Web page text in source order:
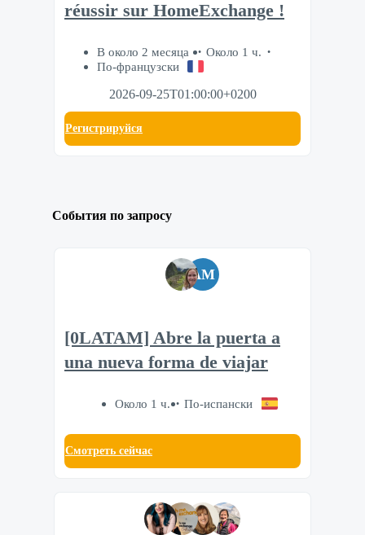
réussir sur HomeExchange !
В около 2 месяца
Около 1 ч.
По-французски
2026-09-25T01:00:00+0200
Регистрируйся
События по запросу
AM
[0LATAM] Abre la puerta a
una nueva forma de viajar
Около 1 ч. По-испански
Смотреть сейчас